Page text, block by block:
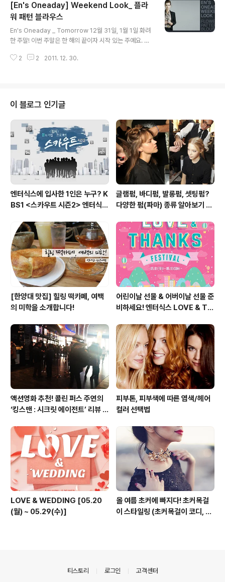
에 선물 받은 신발을 신지도 못하고 계속 바라보며 흐뭇해
하던 기억도 떠오르고요. 신발은 패션을 결정짓는 중요한
요소 중 하나잖아요. 새 옷이 아니더라도 신발이 깔끔하면
전체적으로 말끔해 보이거든요. 이렇게 중요한 신발, 연초
서 찾은 새해 필수 쇼핑리스트, 슈즈를 소개해드릴게요. 올
[En's Oneaday] Weekend Look_ 플라
워 패턴 블라우스
En's Oneaday _ Tomorrow 12월 31일, 1월 1일 화려
한 주말! 이번 주말은 한 해의 끝이자 시작 있는 주예요. 특
많이 찾아가시리라 생각되고, 제야의 종소리를 듣기 위해
니다. 서해안에서 일출과 일몰을 한번에 볼 수 있는 유일한
곳 이예요. 해는 동쪽에서만 뜬다는 편견을 날려주는 곳이
지요. 이런 곳이 한 곳 더 있는데요. 경남 남해군의 금산 보
리암이예요. 하늘이 주홍빛으로 물드는 모습을 한려수도와
함께 볼 수 있어요. 마지막으로 아주 많은 분들이 찾고 계시
는 경북..
2 2 2011. 12. 30.
이 블로그 인기글
엔터식스에 입사한 1인은 누구? K
BS1 <스카우트 시즌2> 엔터식스
글램펌, 바디펌, 발롱펌, 셋팅펌?
다양한 펌(파마) 종류 알아보기 여
[한양대 맛집] 힐링 떡카페, 여백
의 미학을 소개합니다!
어린이날 선물 & 어버이날 선물 준
비하세요! 엔터식스 LOVE & TH
~ 05.10]
액션영화 추천! 콜린 퍼스 주연의
‘킹스맨 : 시크릿 에이전트’ 리뷰 &
피부톤, 피부색에 따른 염색/헤어
컬러 선택법
LOVE & WEDDING [05.20
(월) ~ 05.29(수)]
올 여름 초커에 빠지다! 초커목걸
이 스타일링 (초커목걸이 코디, 초
티스토리 로그인 고객센터